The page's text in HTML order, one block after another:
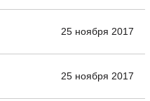
25 ноября 2017
25 ноября 2017